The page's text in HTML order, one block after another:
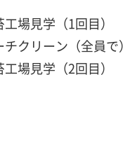
場見学（1回目）
クリーン（全員で）
場見学（2回目）